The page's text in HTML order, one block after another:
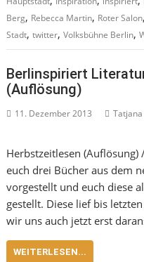
Berg, Rebecca Martin, Roter Salon,
Stadt,twitter,Volksbühne Berlin,
Berlinspiriert
(Auflösung)
11. Dezember 2013 Tatjana
Herbstzeitlesen
euch drei Bücher aus dem
vorgestellt und euch diese
gestellt. Diese lief bis
wir uns auch jetzt erst
WEITERLESEN...